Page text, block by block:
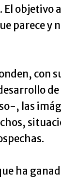
objetivo
parece y
con
, las
ha